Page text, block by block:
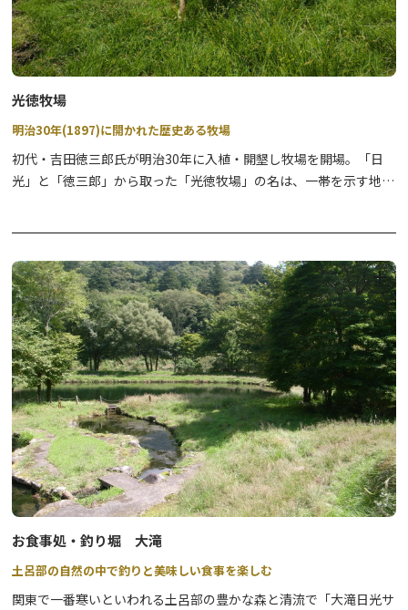
光徳牧場
明治30年(1897)に開かれた歴史ある牧場
初代・吉田徳三郎氏が明治30年に入植・開墾し牧場を開場。「日
光」と「徳三郎」から取った「光徳牧場」の名は、一帯を示す地名
大自然にマッチする外観のログハウスレストラン「CORRAL」で
は、ボリューム満点のハンバーガーセットや、光徳牧場オリジナル
の濃厚なアイスクリームをお楽しみください。
また、光徳の丘までの散策路にはクリンソウの群生地があり、5月
下旬～6月中旬ごろにかけて一面の花がお楽しみいただけます。
​お食事処・釣り堀 大滝
土呂部の自然の中で釣りと美味しい食事を楽しむ
関東で一番寒いといわれる土呂部の豊かな森と清流で「大滝日光サ